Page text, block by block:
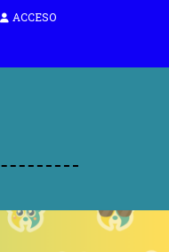
ACCESO